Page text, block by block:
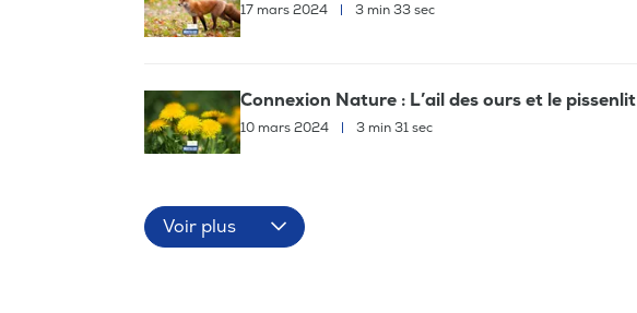
17 mars 2024 | 3 min 33 sec
Connexion Nature : L’ail des ours et le pissenlit
10 mars 2024 | 3 min 31 sec
Voir plus